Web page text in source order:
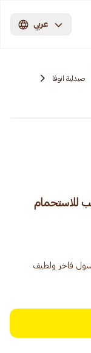
عربي
صيدلية انوفا
للاستحمام
فاخر ولطيف